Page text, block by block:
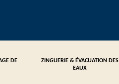
DE
ZINGUERIE & ÉVACUATION DES
EAUX